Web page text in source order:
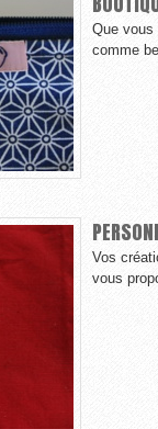
Que vous
comme
Vos
vous